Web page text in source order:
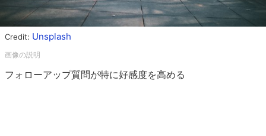
Credit: Unsplash
フォローアップ質問が特に好感度を高める